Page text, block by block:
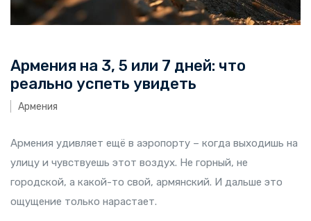
Армения на 3, 5 или 7 дней: что
реально успеть увидеть
Армения
Армения удивляет ещё в аэропорту – когда выходишь на
улицу и чувствуешь этот воздух. Не горный, не
городской, а какой-то свой, армянский. И дальше это
ощущение только нарастает.